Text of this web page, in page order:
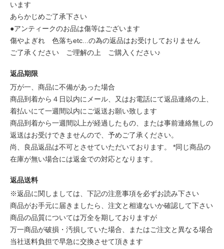
います
あらかじめご了承下さい
●アンティークのお品は傷等はございます
傷やよぎれ 色落ちetc...の為の返品はお受けしておりません
ご了承ください ご理解の上 ご購入ください♪
返品期限
万が一、商品に不備があった場合
商品到着から４日以内にメール、又はお電話にて返品連絡の上、
着払いにて一週間以内にご返送お願い致します
商品到着から一週間以上が経過したもの、または事前連絡無しの
返送はお受けできませんので、予めご了承ください。
尚、良品返品は不可とさせていただいております。 *同じ商品の
在庫が無い場合には返金での対応となります。
返品送料
※返品に関しましては、下記の注意事項を必ずお読み下さい
商品がお手元に届きましたら、注文と相違ないか確認して下さい
商品の品質については万全を期しておりますが
万一商品が破損・汚損していた場合、またはご注文と異なる場合
当社送料負担で早急に交換させて頂きます